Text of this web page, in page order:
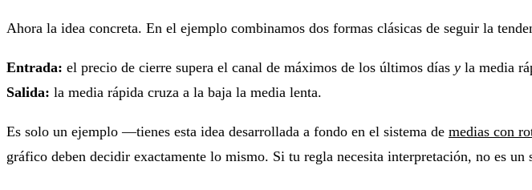
Ahora la idea concreta. En el ejemplo combinamos dos formas clásicas de seguir la
Entrada: el precio de cierre supera el canal de máximos de los últimos días y la media
Salida: la media rápida cruza a la baja la media lenta.
Es solo un ejemplo —tienes esta idea desarrollada a fondo en el sistema de medias con
gráfico deben decidir exactamente lo mismo. Si tu regla necesita interpretación, no es un